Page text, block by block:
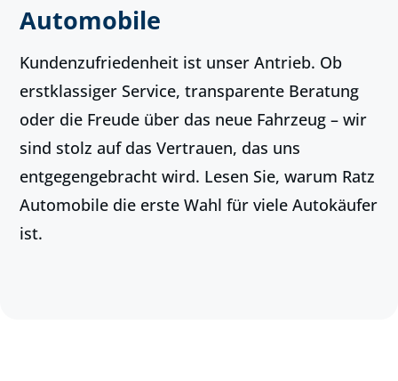
Automobile
Kundenzufriedenheit ist unser Antrieb. Ob
erstklassiger Service, transparente Beratung
oder die Freude über das neue Fahrzeug – wir
sind stolz auf das Vertrauen, das uns
entgegengebracht wird. Lesen Sie, warum Ratz
Automobile die erste Wahl für viele Autokäufer
ist.